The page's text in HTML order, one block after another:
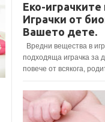
Еко-
Играчки от
Вашето дете.
Вредни вещества в
подходяща играчка за
повече от всякога,